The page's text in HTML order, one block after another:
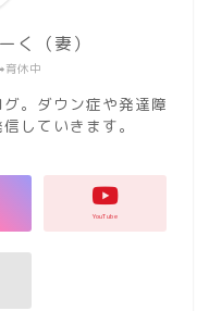
育休中
く（妻）
。ダウン症や発達障
していきます。